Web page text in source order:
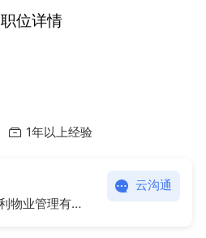
职位详情
1年以上经验
北京国兴三吉利物业管理有限责任公司威海分公司
云沟通